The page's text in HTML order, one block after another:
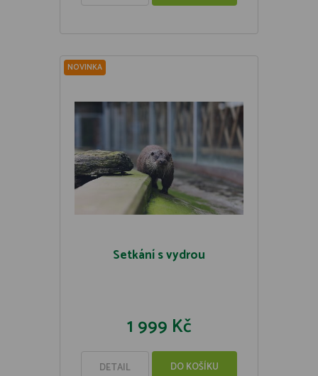
NOVINKA
Setkání s vydrou
1 999 Kč
DETAIL DO KOŠÍKU